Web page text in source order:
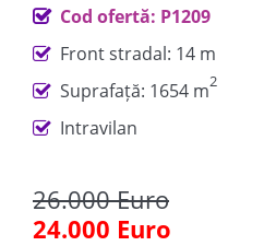
Cod ofertă: P1209
Front stradal: 14 m
Suprafață: 1654 m2
Intravilan
26.000 Euro
24.000 Euro